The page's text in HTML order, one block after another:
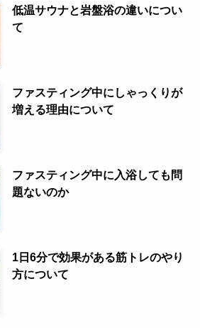
低温サウナと岩盤浴の違いについ
て
ファスティング中にしゃっくりが
増える理由について
ファスティング中に入浴しても問
題ないのか
1日6分で効果がある筋トレのやり
方について